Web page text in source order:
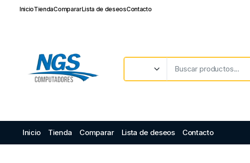
InicioTiendaCompararLista de deseosContacto
Inicio Tienda Comparar Lista de deseos Contacto